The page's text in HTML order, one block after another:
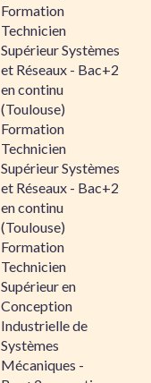
Formation
Technicien
Supérieur Systèmes
et Réseaux - Bac+2
en continu
(Toulouse)
Formation
Technicien
Supérieur Systèmes
et Réseaux - Bac+2
en continu
(Toulouse)
Formation
Technicien
Supérieur en
Conception
Industrielle de
Systèmes
Mécaniques -